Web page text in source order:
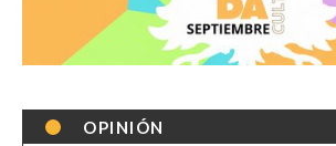
OPINIÓN